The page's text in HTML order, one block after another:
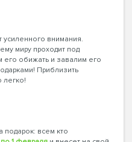
усиленного внимания.
миру проходит под
его обижать и завалим его
Приблизить
легко!
подарок: всем кто